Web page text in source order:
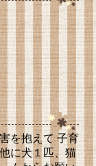
を抱えて 子育
に犬１匹、猫